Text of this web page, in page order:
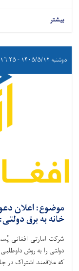
بیشتر
دوشنبه ۱۴۰۵/۵/۱۲ - ۱۶:۲۵
موضوع: اعلان
خانه به برق دولتی:
شرکت امارتی افغانی
دولتی را به روش
که علاقمند اشتراک در